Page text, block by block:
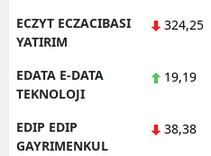
ECZYT ECZACIBASI
YATIRIM
324,25
EDATA E-DATA
TEKNOLOJI
19,19
EDIP EDIP
GAYRIMENKUL
38,38